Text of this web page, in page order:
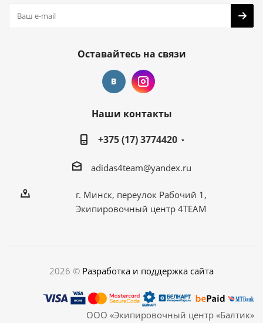
Оставайтесь на связи
Наши контакты
+375 (17) 3774420
adidas4team@yandex.ru
г. Минск, переулок Рабочий 1,
Экипировочный центр 4TEAM
2026 © Разработка и поддержка сайта
ООО «Экипировочный центр «Балтик»